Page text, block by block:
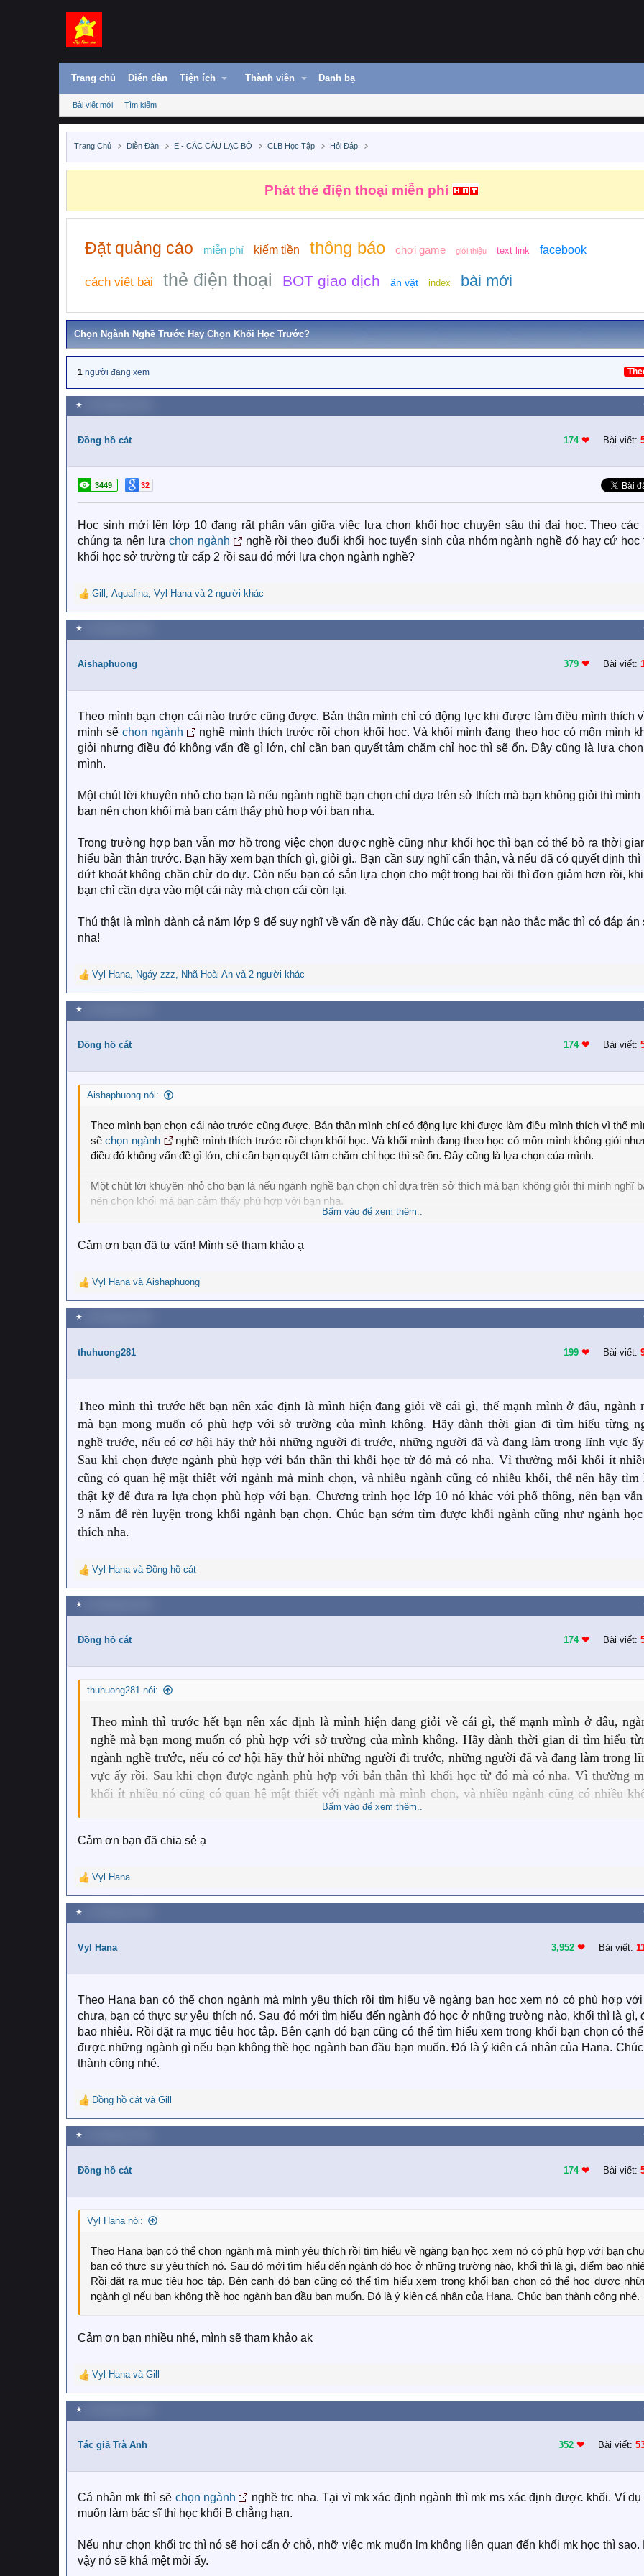
Trang chủ Diễn đàn Tiện ích Thành viên Danh bạ
Bài viết mới Tìm kiếm
Trang Chủ Diễn Đàn E - CÁC CÂU LẠC BỘ CLB Học Tập Hỏi Đáp
Những nhiệm vụ kiếm tiền
Đặt quảng cáo miễn phí kiếm tiền thông báo chơi game giới thiệu text link facebook
cách viết bài thẻ điện thoại BOT giao dịch ăn vặt index bài mới
Chọn Ngành Nghề Trước Hay Chọn Khối Học Trước?
1 người đang xem
★
Đồng hồ cát 174 ❤︎ Bài viết:
3449 32
Học sinh mới lên lớp 10 đang rất phân vân giữa việc lựa chọn khối học chuyên sâu thi đại học. Theo các
chúng ta nên lựachọn ngành
nghề rồi theo đuổi khối học tuyển sinh của nhóm ngành nghề đó hay cứ học
khối học sở trường từ cấp 2 rồi sau đó mới lựa chọn ngành nghề?
R
e
a
c
i
n
:
Gill , Aquafina, Vyl Hanavà 2 người khác
★
Aishaphuong 379 ❤︎ Bài viết:
Theo mình bạn chọn cái nào trước cũng được. Bản thân mình chỉ có động lực khi được làm điều mình thích
mình sẽchọn ngành
nghề mình thích trước rồi chọn khối học. Và khối mình đang theo học có môn mình
giỏi nhưng điều đó không vấn đề gì lớn, chỉ cần bạn quyết tâm chăm chỉ học thì sẽ ổn. Đây cũng là lựa
mình.
Một chút lời khuyên nhỏ cho bạn là nếu ngành nghề bạn chọn chỉ dựa trên sở thích mà bạn không giỏi thì mình
bạn nên chọn khối mà bạn cảm thấy phù hợp với bạn nha.
Trong trường hợp bạn vẫn mơ hồ trong việc chọn được nghề cũng như khối học thì bạn có thể bỏ ra thời
hiểu bản thân trước. Bạn hãy xem bạn thích gì, giỏi gì.. Bạn cần suy nghĩ cẩn thận, và nếu đã có quyết định thì
dứt khoát không chần chừ do dự. Còn nếu bạn có sẵn lựa chọn cho một trong hai rồi thì đơn giảm hơn rồi,
bạn chỉ cần dựa vào một cái này mà chọn cái còn lại.
Thú thật là mình dành cả năm lớp 9 để suy nghĩ về vấn đề này đấu. Chúc các bạn nào thắc mắc thì có đáp án
nha!
R
e
a
c
i
n
s
Vyl Hana, Ngáy zzz, Nhã Hoài An và 2 người khác
★
Đồng hồ cát 174 ❤︎ Bài viết:
Aishaphuong nói:
Theo mình bạn chọn cái nào trước cũng được. Bản thân mình chỉ có động lực khi được làm điều mình thích vì thế
sẽchọn ngành
nghề mình thích trước rồi chọn khối học. Và khối mình đang theo học có môn mình không giỏi
điều đó không vấn đề gì lớn, chỉ cần bạn quyết tâm chăm chỉ học thì sẽ ổn. Đây cũng là lựa chọn của mình.
Một chút lời khuyên nhỏ cho bạn là nếu ngành nghề bạn chọn chỉ dựa trên sở thích mà bạn không giỏi thì mình nghĩ
nên chọn khối mà bạn cảm thấy phù hợp với bạn nha.
bản thân trước. Bạn hãy xem bạn thích gì, giỏi gì.. Bạn cần suy nghĩ cẩn thận, và nếu đã có quyết định thì phải dứt
dựa vào một cái này mà chọn cái còn lại.
Thú thật là mình dành cả năm lớp 9 để suy nghĩ về vấn đề này đấu. Chúc các bạn nào thắc mắc thì có đáp án sớm
Bấm vào để xem thêm..
Cảm ơn bạn đã tư vấn! Mình sẽ tham khảo ạ
R
e
a
c
i
n
:
Vyl Hanavà Aishaphuong
★
thuhuong281 199 ❤︎ Bài viết:
Theo mình thì trước hết bạn nên xác định là mình hiện đang giỏi về cái gì, thế mạnh mình ở đâu, ngành
mà bạn mong muốn có phù hợp với sở trường của mình không. Hãy dành thời gian đi tìm hiểu từng
nghề trước, nếu có cơ hội hãy thử hỏi những người đi trước, những người đã và đang làm trong lĩnh vực
Sau khi chọn được ngành phù hợp với bản thân thì khối học từ đó mà có nha. Vì thường mỗi khối ít
cũng có quan hệ mật thiết với ngành mà mình chọn, và nhiều ngành cũng có nhiều khối, thế nên hãy tìm
thật kỹ để đưa ra lựa chọn phù hợp với bạn. Chương trình học lớp 10 nó khác với phổ thông, nên bạn
3 năm để rèn luyện trong khối ngành bạn chọn. Chúc bạn sớm tìm được khối ngành cũng như ngành
thích nha.
R
e
a
c
i
n
s
Vyl Hanavà Đồng hồ cát
★
Đồng hồ cát 174 ❤︎ Bài viết:
thuhuong281 nói:
Theo mình thì trước hết bạn nên xác định là mình hiện đang giỏi về cái gì, thế mạnh mình ở đâu,
nghề mà bạn mong muốn có phù hợp với sở trường của mình không. Hãy dành thời gian đi tìm hiểu
ngành nghề trước, nếu có cơ hội hãy thử hỏi những người đi trước, những người đã và đang làm trong
vực ấy rồi. Sau khi chọn được ngành phù hợp với bản thân thì khối học từ đó mà có nha. Vì thường
khối ít nhiều nó cũng có quan hệ mật thiết với ngành mà mình chọn, và nhiều ngành cũng có nhiều
thế nên hãy tìm hiểu thật kỹ để đưa ra lựa chọn phù hợp với bạn. Chương trình học lớp 10 nó khác với
ngành cũng như ngành học yêu thích nha.
Bấm vào để xem thêm..
Cảm ơn bạn đã chia sẻ ạ
R
e
a
c
i
n
:
Vyl Hana
★
Vyl Hana 3,952 ❤︎ Bài viết:
Theo Hana bạn có thể chon ngành mà mình yêu thích rồi tìm hiểu về ngàng bạn học xem nó có phù hợp
chưa, bạn có thực sự yêu thích nó. Sau đó mới tìm hiểu đến ngành đó học ở những trường nào, khối thì là gì,
bao nhiêu. Rồi đặt ra mục tiêu học tâp. Bên cạnh đó bạn cũng có thể tìm hiểu xem trong khối bạn chọn có
được những ngành gì nếu bạn không thề học ngành ban đầu bạn muốn. Đó là ý kiên cá nhân của Hana.
thành công nhé.
R
e
a
c
i
n
s
Đồng hồ cát và Gill
★
Đồng hồ cát 174 ❤︎ Bài viết:
Vyl Hana nói:
Theo Hana bạn có thể chon ngành mà mình yêu thích rồi tìm hiểu về ngàng bạn học xem nó có phù hợp với bạn
bạn có thực sự yêu thích nó. Sau đó mới tìm hiểu đến ngành đó học ở những trường nào, khối thì là gì, điểm bao
Rồi đặt ra mục tiêu học tâp. Bên cạnh đó bạn cũng có thể tìm hiểu xem trong khối bạn chọn có thể học được
ngành gì nếu bạn không thề học ngành ban đầu bạn muốn. Đó là ý kiên cá nhân của Hana. Chúc bạn thành công nhé.
Cảm ơn bạn nhiều nhé, mình sẽ tham khảo ak
R
e
a
c
i
n
:
Vyl Hanavà Gill
★
Tác giả Trà Anh 352 ❤︎ Bài viết:
Cá nhân mk thì sẽ chọn ngành
nghề trc nha. Tại vì mk xác định ngành thì mk ms xác định được khối. Ví
muốn làm bác sĩ thì học khối B chẳng hạn.
Nếu như chọn khối trc thì nó sẽ hơi cấn ở chỗ, nhỡ việc mk muốn lm không liên quan đến khối mk học thì sao.
vậy nó sẽ khá mệt mỏi ấy.